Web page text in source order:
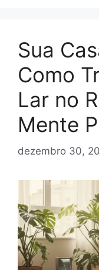
Sua
Como
Lar no
Mente
dezembro 30,